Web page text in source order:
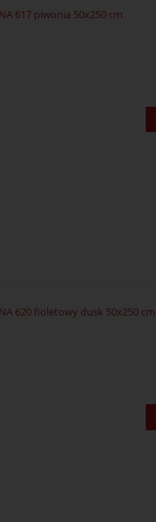
617 piwonia 50x250 cm
620 fioletowy dusk 50x250 cm